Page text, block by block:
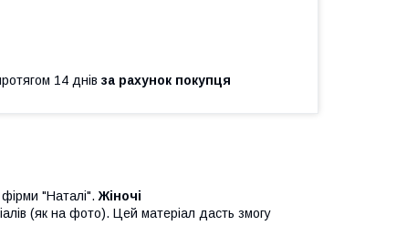
14 днів за рахунок покупця
"Наталі". Жіночі
(як на фото). Цей матеріал дасть змогу